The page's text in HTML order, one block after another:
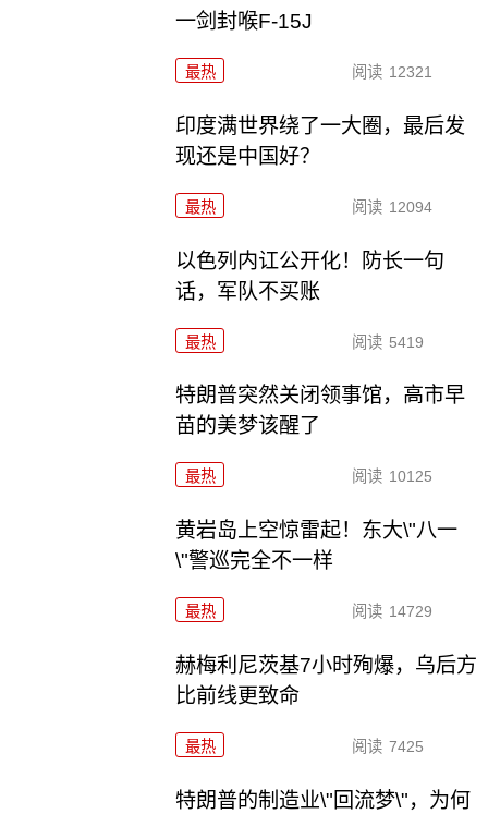
一剑封喉F-15J
最热 阅读 12321
印度满世界绕了一大圈，最后发
现还是中国好？
最热 阅读 12094
以色列内讧公开化！防长一句
话，军队不买账
最热 阅读 5419
特朗普突然关闭领事馆，高市早
苗的美梦该醒了
最热 阅读 10125
黄岩岛上空惊雷起！东大\"八一
\"警巡完全不一样
最热 阅读 14729
赫梅利尼茨基7小时殉爆，乌后方
比前线更致命
最热 阅读 7425
特朗普的制造业\"回流梦\"，为何